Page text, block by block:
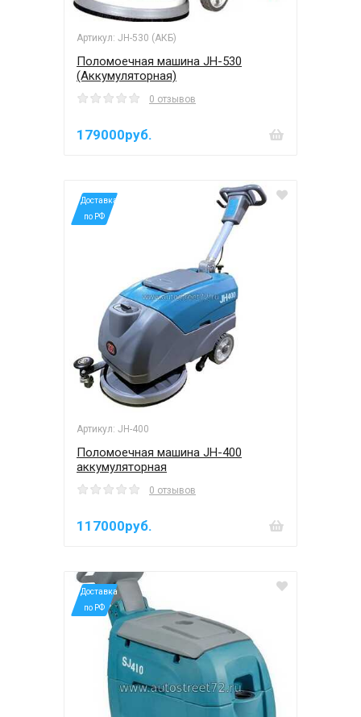
Артикул: JH-530 (АКБ)
Поломоечная машина JH-530
(Аккумуляторная)
0 отзывов
179000руб.
*Доставка
по РФ
Артикул: JH-400
Поломоечная машина JH-400
аккумуляторная
0 отзывов
117000руб.
*Доставка
по РФ